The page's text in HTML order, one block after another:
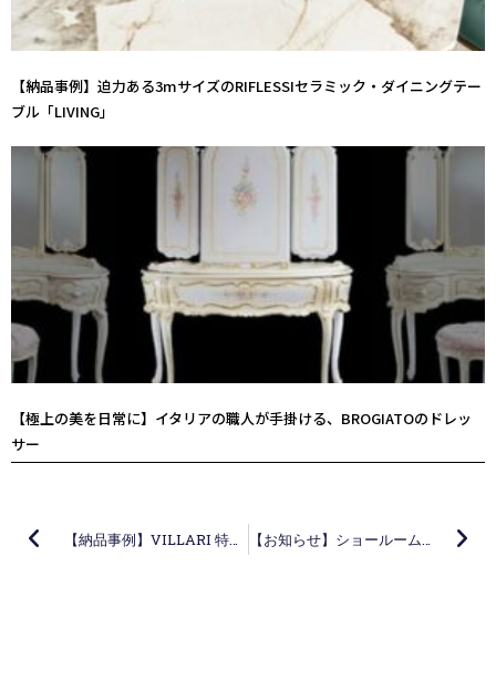
【納品事例】迫力ある3mサイズのRIFLESSIセラミック・ダイニングテー
ブル「LIVING」
【極上の美を日常に】イタリアの職人が手掛ける、BROGIATOのドレッ
サー
【納品事例】VILLARI 特注カラーのバスルーム・グッズ 【お知らせ】ショールーム夏季営業日のご案内